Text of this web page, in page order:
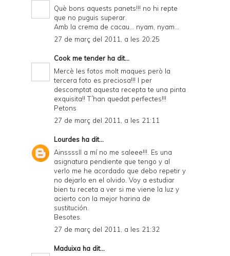
Què bons aquests panets!!! no hi repte
que no puguis superar.
Amb la crema de cacau... nyam, nyam...
27 de març del 2011, a les 20:25
Cook me tender ha dit...
Mercè les fotos molt maques però la
tercera foto es preciosa!!! I per
descomptat aquesta recepta te una pinta
exquisita!! T´han quedat perfectes!!!
Petons
27 de març del 2011, a les 21:11
Lourdes ha dit...
Ainssssll a mí no me saleee!!!. Es una
asignatura pendiente que tengo y al
verlo me he acordado que debo repetir y
no dejarlo en el olvido. Voy a estudiar
bien tu receta a ver si me viene la luz y
acierto con la mejor harina de
sustitución.
Besotes.
27 de març del 2011, a les 21:32
Maduixa ha dit...